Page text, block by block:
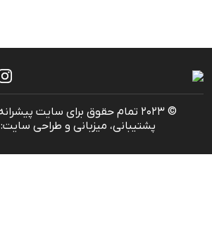
© 2023 تمام حقوق برای سایت پیشرانه محفوظ است.
پشتیبانی، میزبانی و طراحی سایت: